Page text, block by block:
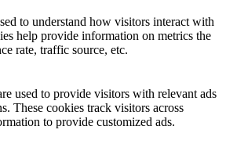
to understand how visitors interact with
help provide information on metrics the
rate, traffic source, etc.
used to provide visitors with relevant ads
These cookies track visitors across
to provide customized ads.